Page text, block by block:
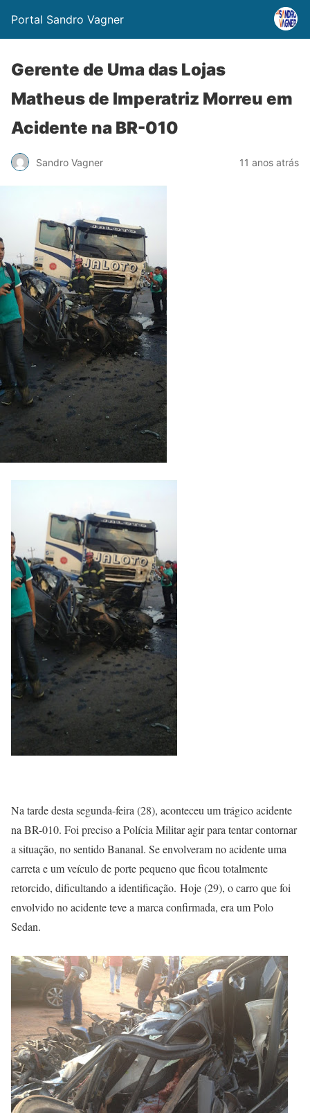
Portal Sandro Vagner
Gerente de Uma das Lojas
Matheus de Imperatriz Morreu em
Acidente na BR-010
Sandro Vagner 11 anos atrás
Na tarde desta segunda-feira (28), aconteceu um trágico acidente
na BR-010. Foi preciso a Polícia Militar agir para tentar contornar
a situação, no sentido Bananal. Se envolveram no acidente uma
carreta e um veículo de porte pequeno que ficou totalmente
retorcido, dificultando a identificação. Hoje (29), o carro que foi
envolvido no acidente teve a marca confirmada, era um Polo
Sedan.